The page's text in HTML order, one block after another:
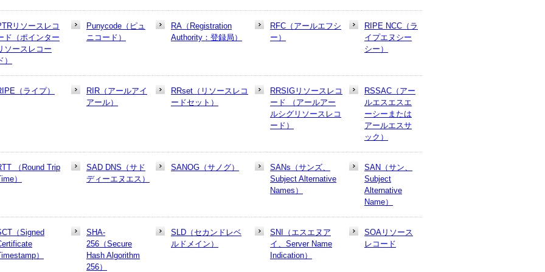
リソースレコ
ド（ポインター
ソースレコー
）
Punycode（ピュ
ニコード）
RA（Registration
Authority：登録局）
RFC（アールエフシ
ー）
RIPE NCC（ラ
イプエヌシー
シー）
（ライプ）
RIR（アールアイ
アール）
RRset（リソースレコ
ードセット）
RRSIGリソースレコ
ード （アールアー
ルシグリソースレコ
ード）
RSSAC（アー
ルエスエスエ
ーシーまたは
アールエスサ
ック）
（Round Trip
）
SAD DNS（サド
ディーエヌエス）
SANOG（サノグ）
SANs（サンズ、
Subject Alternative
Names）
SAN（サン、
Subject
Alternative
Name）
（Signed
）
SHA-
256（Secure
Hash Algorithm
256）
SLD（セカンドレベ
ルドメイン）
SNI（エスエヌア
イ、Server Name
Indication）
SOAリソース
レコード